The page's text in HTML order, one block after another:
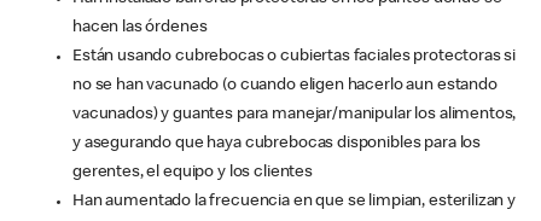
hacen las órdenes
Están usando cubrebocas o cubiertas faciales protectoras si
no se han vacunado (o cuando eligen hacerlo aun estando
vacunados) y guantes para manejar/manipular los alimentos,
y asegurando que haya cubrebocas disponibles para los
gerentes, el equipo y los clientes
Han aumentado la frecuencia en que se limpian, esterilizan y